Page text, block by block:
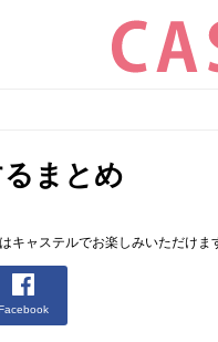
るまとめ
キャステルでお楽しみいただけま